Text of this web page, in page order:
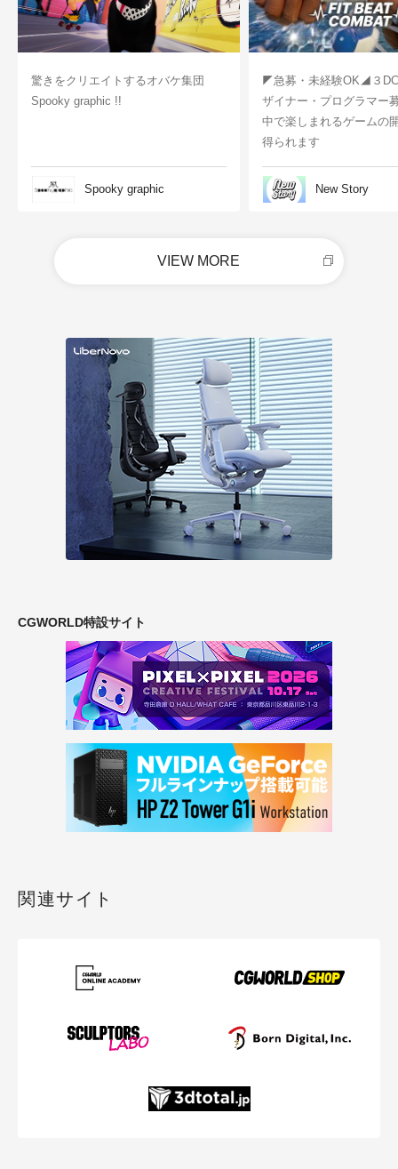
驚きをクリエイトするオバケ集団
Spooky graphic !!
Spooky graphic
◤急募・未経験OK◢３
ザイナー・プログラマー
中で楽しまれるゲームの
得られます
New Story
VIEW MORE
CGWORLD特設サイト
関連サイト